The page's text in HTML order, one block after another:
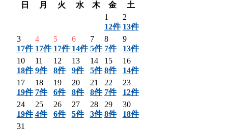
日
月 火 水 木 金
土
1
12件
2
13件
3
17件
4
17件
5
17件
6
14件
7
5件
8
7件
9
13件
10
18件
11
9件
12
8件
13
9件
14
5件
15
8件
16
14件
17
19件
18
7件
19
6件
20
8件
21
8件
22
7件
23
12件
24
19件
25
4件
26
6件
27
5件
28
3件
29
8件
30
18件
31